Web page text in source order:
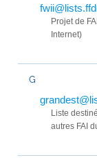
Projet de
Internet)
G
Liste
autres FAI